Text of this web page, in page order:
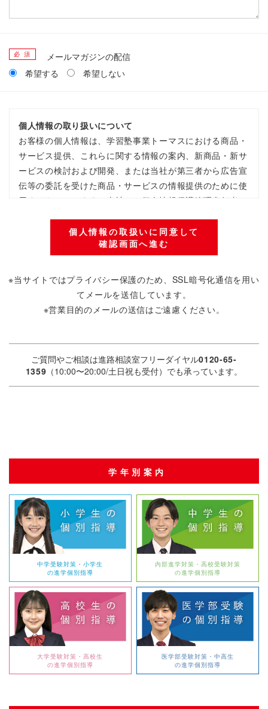
メールマガジンの配信
必 須
希望する 希望しない
個人情報の取り扱いについて
お客様の個人情報は、学習塾事業トーマスにおける商品・
サービス提供、これらに関する情報の案内、新商品・新サ
ービスの検討および開発、または当社が第三者から広告宣
伝等の委託を受けた商品・サービスの情報提供のために使
用するものとします。当社では個人情報保護管理責任者の
す。また、お客様の個人情報はデータベースにて管理して
おり、そのデータベースにアクセスできるのは、業務上必
期的に個人情報保護の重要性や情報の取り扱いについて教
育を行っております。
当社は、お客様から当社個人情報取扱窓口に対し、当社所
りするご案内が不要な方には、お申し出いただくことで、
当社からのご案内を差し止める手続きをすみやかにお取り
個人情報の取扱いに同意して
確認画面へ進む
※当サイトではプライバシー保護のため、SSL暗号化通信を用い
てメールを送信しています。
※営業目的のメールの送信はご遠慮ください。
ご質問やご相談は進路相談室フリーダイヤル0120-65-
1359 （10:00〜20:00/土日祝も受付）でも承っています。
学年別案内
中学受験対策・小学生
の進学個別指導
内部進学対策・高校受験対策
の進学個別指導
大学受験対策・高校生
の進学個別指導
医学部受験対策・中高生
の進学個別指導